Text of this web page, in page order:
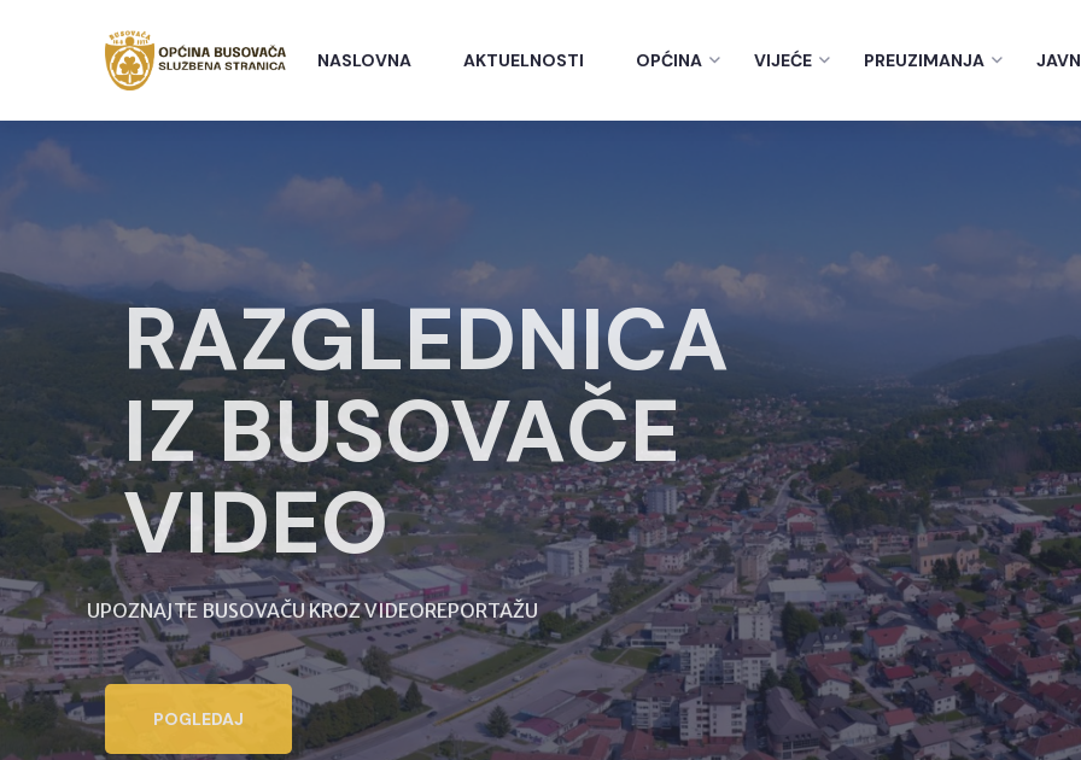
NASLOVNA AKTUELNOSTI OPĆINA VIJEĆE PREUZIMANJA
RAZGLEDNICA
IZ BUSOVAČE
VIDEO
UPOZNAJTE BUSOVAČU KROZ VIDEOREPORTAŽU